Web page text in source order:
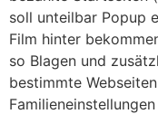
soll unteilbar Popup
Film hinter
so Blagen und
bestimmte